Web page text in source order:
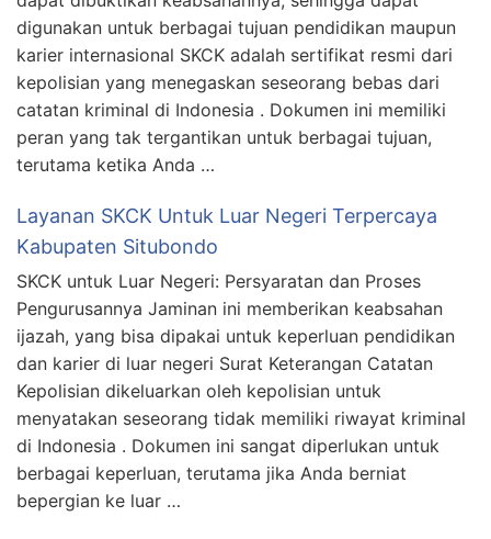
digunakan untuk berbagai tujuan pendidikan maupun
karier internasional SKCK adalah sertifikat resmi dari
kepolisian yang menegaskan seseorang bebas dari
catatan kriminal di Indonesia . Dokumen ini memiliki
peran yang tak tergantikan untuk berbagai tujuan,
terutama ketika Anda …
Layanan SKCK Untuk Luar Negeri Terpercaya
Kabupaten Situbondo
SKCK untuk Luar Negeri: Persyaratan dan Proses
Pengurusannya Jaminan ini memberikan keabsahan
ijazah, yang bisa dipakai untuk keperluan pendidikan
dan karier di luar negeri Surat Keterangan Catatan
Kepolisian dikeluarkan oleh kepolisian untuk
menyatakan seseorang tidak memiliki riwayat kriminal
di Indonesia . Dokumen ini sangat diperlukan untuk
berbagai keperluan, terutama jika Anda berniat
bepergian ke luar …